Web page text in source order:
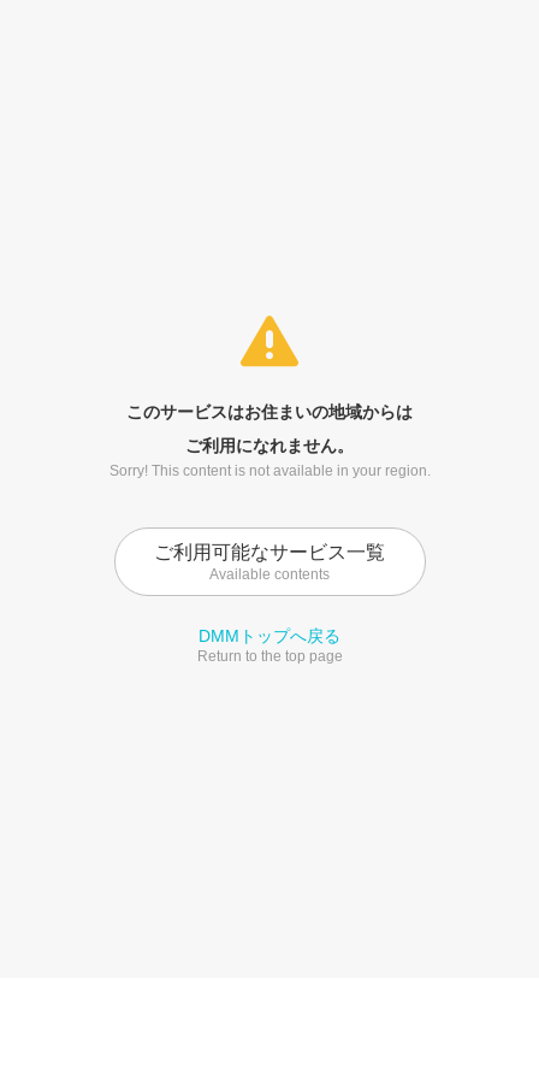
このサービスはお住まいの地域からは
ご利用になれません。
Sorry! This content is not available in your region.
ご利用可能なサービス一覧
Available contents
DMMトップへ戻る
Return to the top page